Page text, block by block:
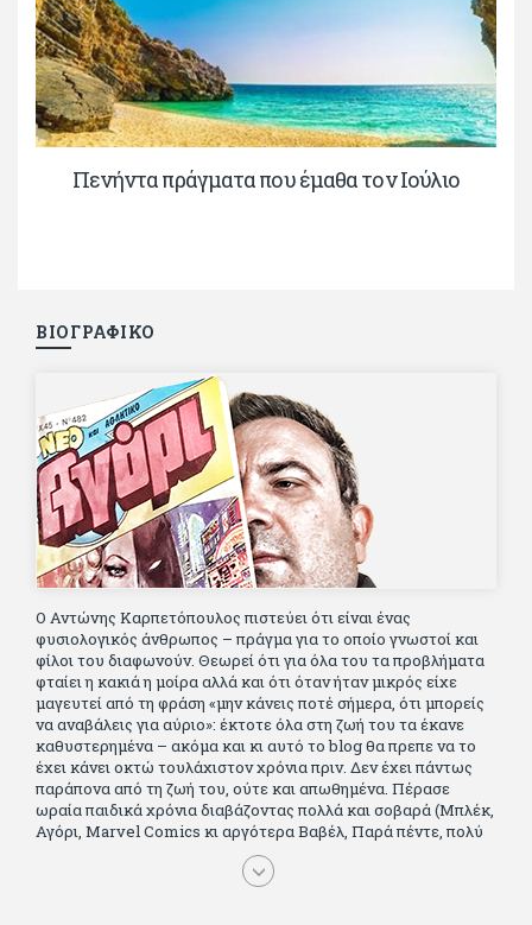
Πενήντα πράγματα που έμαθα τον Ιούλιο
ΒΙΟΓΡΑΦΙΚΟ
Ο Αντώνης Καρπετόπουλος πιστεύει ότι είναι ένας
φυσιολογικός άνθρωπος – πράγμα για το οποίο γνωστοί και
φίλοι του διαφωνούν. Θεωρεί ότι για όλα του τα προβλήματα
φταίει η κακιά η μοίρα αλλά και ότι όταν ήταν μικρός είχε
μαγευτεί από τη φράση «μην κάνεις ποτέ σήμερα, ότι μπορείς
να αναβάλεις για αύριο»: έκτοτε όλα στη ζωή του τα έκανε
καθυστερημένα – ακόμα και κι αυτό το blog θα πρεπε να το
έχει κάνει οκτώ τουλάχιστον χρόνια πριν. Δεν έχει πάντως
παράπονα από τη ζωή του, ούτε και απωθημένα. Πέρασε
ωραία παιδικά χρόνια διαβάζοντας πολλά και σοβαρά (Μπλέκ,
Αγόρι, Μarvel Comics κι αργότερα Βαβέλ, Παρά πέντε, πολύ
Αλέξανδρο Δουμά και αρκετό Ιούλιο Βέρν πριν τον κερδίσουν
τα αστυνομικά), απέκτησε τους σωστούς φίλους κυρίως γιατί